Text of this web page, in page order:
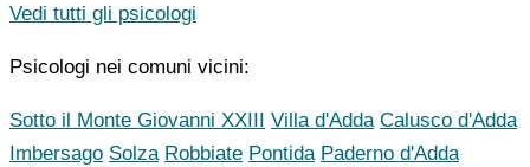
Vedi tutti gli psicologi
Psicologi nei comuni vicini:
Sotto il Monte Giovanni XXIII Villa d'Adda Calusco d'Adda
Imbersago Solza Robbiate Pontida Paderno d'Adda